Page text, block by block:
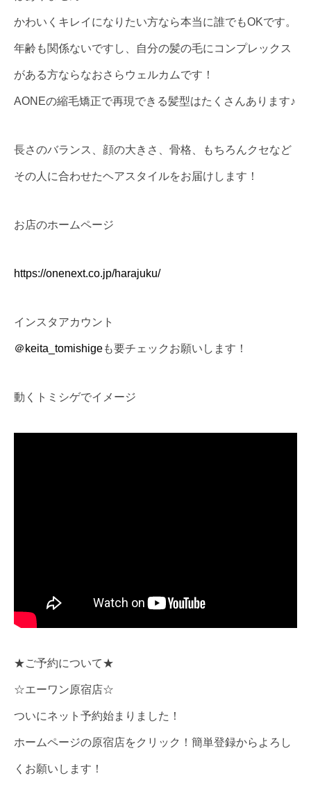
かわいくキレイになりたい方なら本当に誰でもOKです。
年齢も関係ないですし、自分の髪の毛にコンプレックス
がある方ならなおさらウェルカムです！
AONEの縮毛矯正で再現できる髪型はたくさんあります♪
長さのバランス、顔の大きさ、骨格、もちろんクセなど
その人に合わせたヘアスタイルをお届けします！
お店のホームページ
https://onenext.co.jp/harajuku/
インスタアカウント
＠keita_tomishigeも要チェックお願いします！
動くトミシゲでイメージ
★ご予約について★
☆エーワン原宿店☆
ついにネット予約始まりました！
ホームページの原宿店をクリック！簡単登録からよろし
くお願いします！